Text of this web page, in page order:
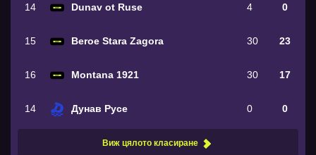
14 Dunav ot Ruse 4 0
15 Beroe Stara Zagora 30 23
16 Montana 1921 30 17
14 Дунав Русе 0 0
Виж цялото класиране